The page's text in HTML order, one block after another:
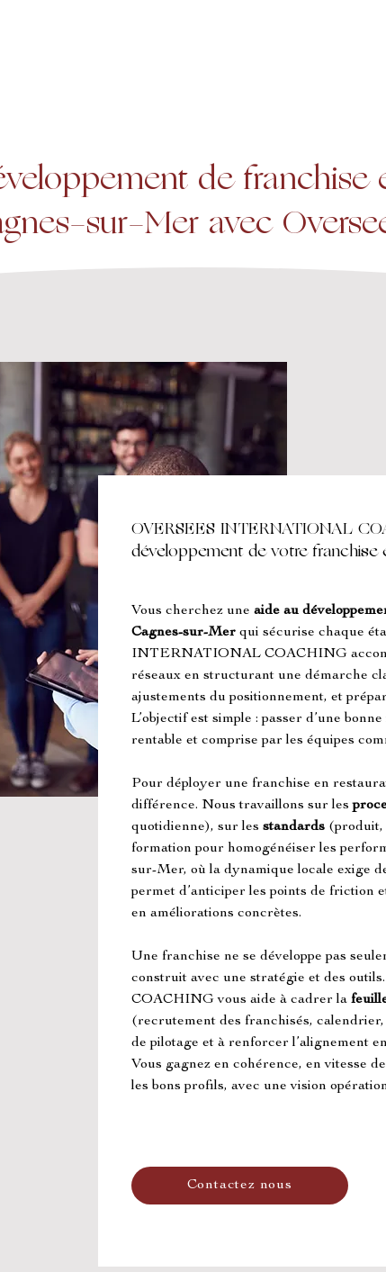
de franchise
sur-Mer avec
OVERSEES INTERNATIONAL
développement de votre
Vous cherchez une aide au
Cagnes-sur-Mer qui sécurise chaque
INTERNATIONAL COACHING
réseaux en structurant une démarche
ajustements du positionnement, et
L’objectif est simple : passer d’une
rentable et comprise par les équipes
Pour déployer une franchise en
différence. Nous travaillons sur les
quotidienne), sur les standards (produit,
formation pour homogénéiser les
sur-Mer, où la dynamique locale exige
permet d’anticiper les points de friction
en améliorations concrètes.
Une franchise ne se développe pas
construit avec une stratégie et des
COACHING vous aide à cadrer la
(recrutement des franchisés,
de pilotage et à renforcer l’alignement
Vous gagnez en cohérence, en vitesse
les bons profils, avec une vision
Contactez nous